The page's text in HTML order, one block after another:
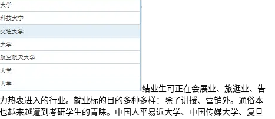
结业生可正在会展业、旅逛业、告
热衷进入的行业。就业标的目的多种多样：除了讲授、营销外。通俗本
来越遭到考研学生的青睐。中国人平易近大学、中国传媒大学、复旦